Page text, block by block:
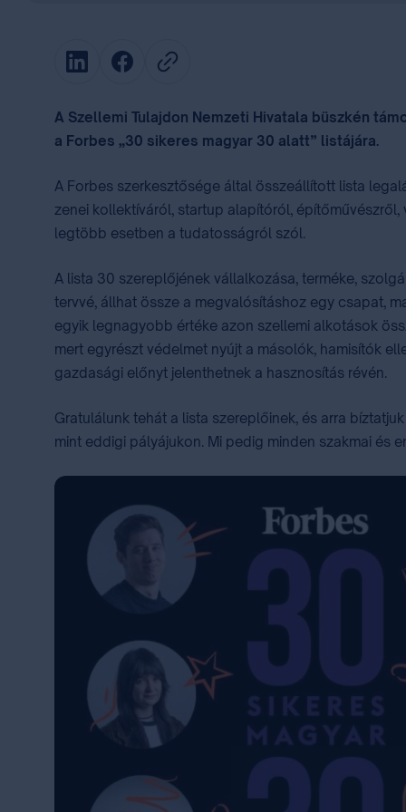
A Szellemi Tulajdon Nemzeti Hivatala büszkén
a Forbes „30 sikeres magyar 30 alatt” listájára.
A Forbes szerkesztősége által összeállított lista
zenei kollektíváról, startup alapítóról,
legtöbb esetben a tudatosságról szól.
A lista 30 szereplőjének vállalkozása, terméke,
tervvé, állhat össze a megvalósításhoz egy csapat,
egyik legnagyobb értéke azon szellemi alkotások
mert egyrészt védelmet nyújt a másolók, hamisítók
gazdasági előnyt jelenthetnek a hasznosítás révén.
Gratulálunk tehát a lista szereplőinek, és arra
mint eddigi pályájukon. Mi pedig minden szakmai és